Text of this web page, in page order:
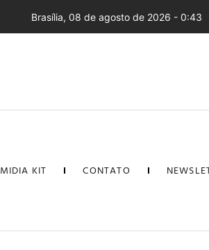
Brasília, 08 de agosto de 2026 - 0:43
MIDIA KIT CONTATO